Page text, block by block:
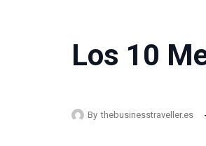
Los 10
By thebusinesstraveller.es